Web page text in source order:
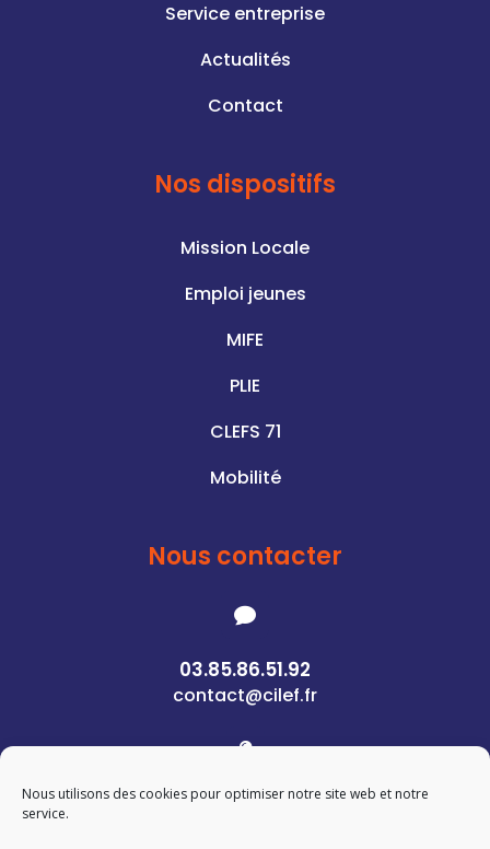
Nous utilisons des cookies pour optimiser notre site web et notre
service.
Service entreprise
Actualités
Contact
Nos dispositifs
Mission Locale
Emploi jeunes
MIFE
PLIE
CLEFS 71
Mobilité
Nous contacter

03.85.86.51.92
contact@cilef.fr

1 Rue des Pierres